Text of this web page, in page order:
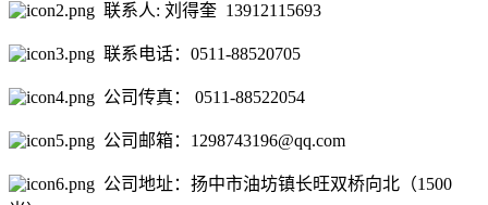
联系人: 刘得奎 13912115693
联系电话：0511-88520705
公司传真： 0511-88522054
公司邮箱：1298743196@qq.com
公司地址：扬中市油坊镇长旺双桥向北（1500